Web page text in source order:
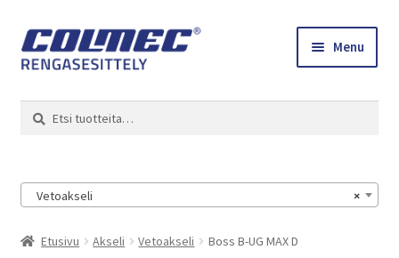
Skip
to
Skip
to
Menu
Colmec
0 tuotetta tarjouspyynnössä
Etsi:
Haku
×
Vetoakseli
Etusivu Akseli Vetoakseli Boss B-UG MAX D